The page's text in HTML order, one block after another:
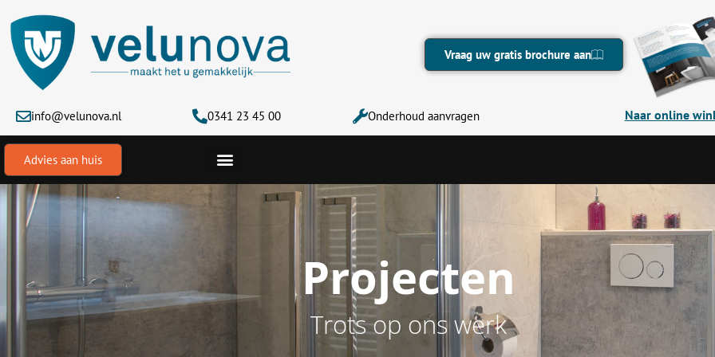
naar
inhoud
Vraag uw gratis brochure aan
info@velunova.nl 0341 23 45 00 Onderhoud aanvragen Naar online
Advies aan huis
Projecten
Trots op ons werk